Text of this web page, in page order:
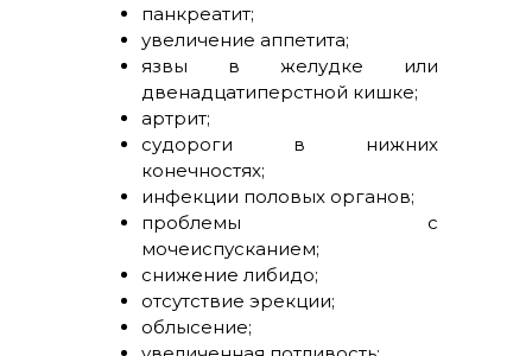
панкреатит;
увеличение аппетита;
язвы в желудке или
двенадцатиперстной кишке;
артрит;
судороги в нижних
конечностях;
инфекции половых органов;
проблемы с
мочеиспусканием;
снижение либидо;
отсутствие эрекции;
облысение;